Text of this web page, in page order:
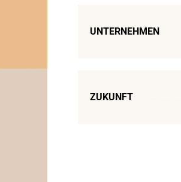
UNTERNEHMEN
ZUKUNFT